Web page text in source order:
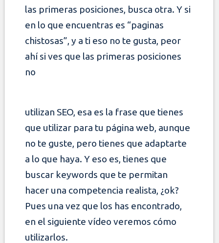
las primeras posiciones, busca otra. Y si
en lo que encuentras es “paginas
chistosas”, y a ti eso no te gusta, peor
ahí si ves que las primeras posiciones
no
utilizan SEO, esa es la frase que tienes
que utilizar para tu página web, aunque
no te guste, pero tienes que adaptarte
a lo que haya. Y eso es, tienes que
buscar keywords que te permitan
hacer una competencia realista, ¿ok?
Pues una vez que los has encontrado,
en el siguiente vídeo veremos cómo
utilizarlos.